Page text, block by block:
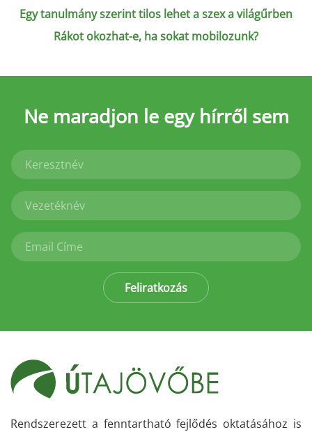
Egy tanulmány szerint tilos lehet a szex a világűrben
Rákot okozhat-e, ha sokat mobilozunk?
Ne maradjon le egy hírről sem
Feliratkozás
Rendszerezett a fenntartható fejlődés oktatásához is